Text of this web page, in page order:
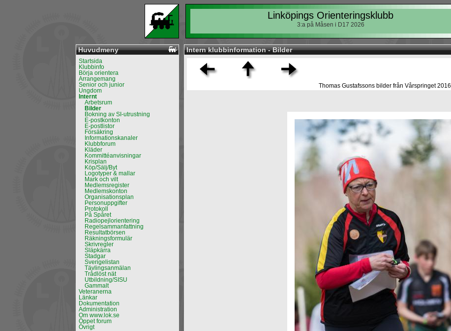
Linköpings Orienteringsklubb
3:a på Måsen i D17 2026
Huvudmeny
Startsida
Klubbinfo
Börja orientera
Arrangemang
Senior och junior
Ungdom
Internt
Arbetsrum
Bilder
Bokning av SI-utrustning
E-postkonton
E-postlistor
Försäkring
Informationskanaler
Klubbforum
Kläder
Kommittéanvisningar
Krisplan
Köp/Sälj/Byt
Logotyper & mallar
Mark och vilt
Medlemsregister
Medlemskonton
Organisationsplan
Personuppgifter
Protokoll
På Spåret
Radiopejlorientering
Regelsammanfattning
Resultatbörsen
Räkningsformulär
Skrivregler
Släpkärra
Stadgar
Sverigelistan
Tävlingsanmälan
Trådlöst nät
Utbildning/SISU
Gammalt
Veteranerna
Länkar
Dokumentation
Administration
Om www.lok.se
Öppet forum
Övrigt
Intern klubbinformation - Bilder
Thomas Gustafssons bilder från Vårspringet 2016